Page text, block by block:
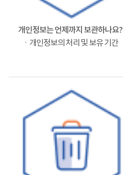
개인정보는 언제까지 보관하나요?
ㆍ개인정보의 처리 및 보유 기간